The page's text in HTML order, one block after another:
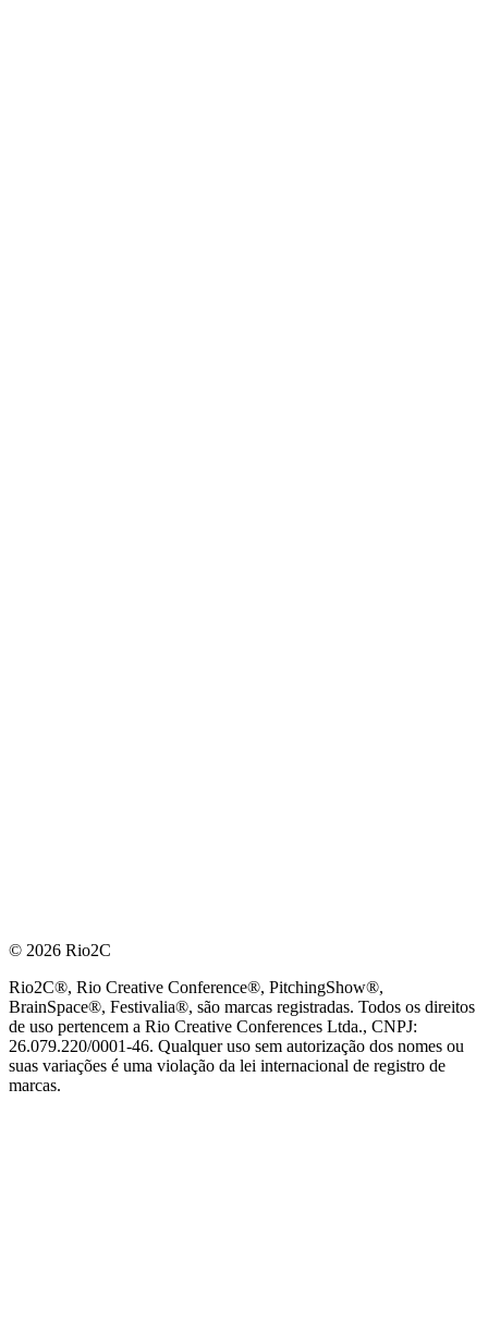
© 2026 Rio2C
Rio2C®, Rio Creative Conference®, PitchingShow®,
BrainSpace®, Festivalia®, são marcas registradas. Todos os direitos
de uso pertencem a Rio Creative Conferences Ltda., CNPJ:
26.079.220/0001-46. Qualquer uso sem autorização dos nomes ou
suas variações é uma violação da lei internacional de registro de
marcas.